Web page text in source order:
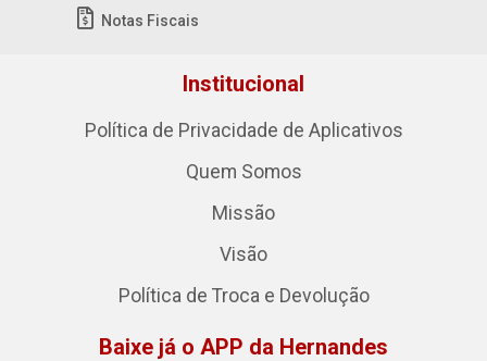
Notas Fiscais
Institucional
Política de Privacidade de Aplicativos
Quem Somos
Missão
Visão
Política de Troca e Devolução
Baixe já o APP da Hernandes